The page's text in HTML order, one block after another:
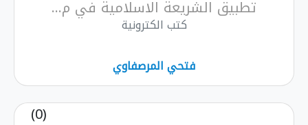
تطبيق الشريعة الاسلامية في م...
كتب الكترونية
فتحي المرصفاوي